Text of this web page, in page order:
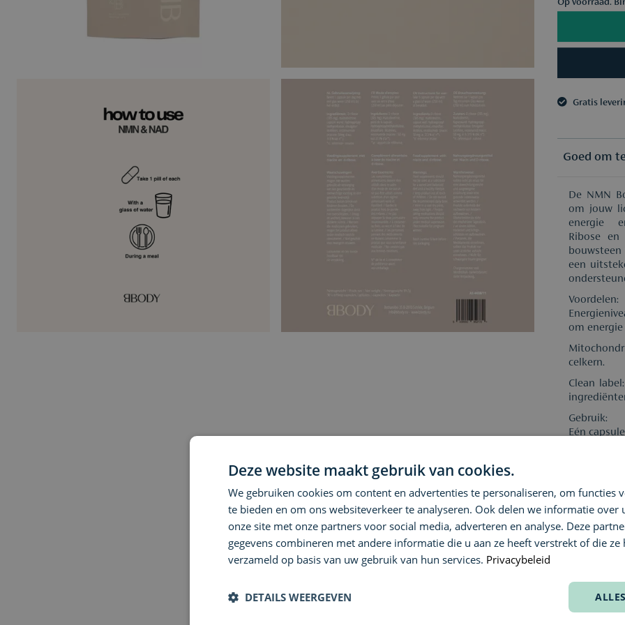
Op voorraad.
Gratis
Goed om
De NMN
om jouw
energie
Ribose
een
Voordelen:
om
celkern.
Clean
Gebruik:
Eén
Selectie
Vanwege
meest
(0)
Vragen of
Deze website maakt gebruik van cookies.
We gebruiken cookies om content en advertenties te personaliseren, om functies
te bieden en om ons websiteverkeer te analyseren. Ook delen we informatie over
onze site met onze partners voor social media, adverteren en analyse. Deze
gegevens combineren met andere informatie die u aan ze heeft verstrekt of die ze
verzameld op basis van uw gebruik van hun services. Privacybeleid
DETAILS WEERGEVEN